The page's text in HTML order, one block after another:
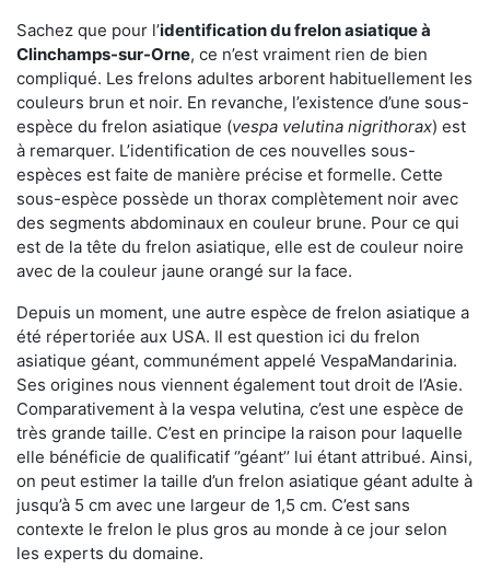
Sachez que pour l’identification du frelon asiatiqueà
Clinchamps-sur-Orne, ce n’est vraiment rien de bien
compliqué. Les frelons adultes arborent habituellement les
couleurs brun et noir. En revanche, l’existence d’une sous-
espèce du frelon asiatique (vespa velutina nigrithorax) est
à remarquer. L’identification de ces nouvelles sous-
espèces est faite de manière précise et formelle. Cette
sous-espèce possède un thorax complètement noir avec
des segments abdominaux en couleur brune. Pour ce qui
est de la tête du frelon asiatique, elle est de couleur noire
avec de la couleur jaune orangé sur la face.
Depuis un moment, une autre espèce de frelon asiatique a
été répertoriée aux USA. Il est question ici du frelon
asiatique géant, communément appelé VespaMandarinia.
Ses origines nous viennent également tout droit de l’Asie.
Comparativement à la vespa velutina, c’est une espèce de
très grande taille. C’est en principe la raison pour laquelle
elle bénéficie de qualificatif ‘’géant’’ lui étant attribué. Ainsi,
on peut estimer la taille d’un frelon asiatique géant adulte à
jusqu’à 5 cm avec une largeur de 1,5 cm. C’est sans
contexte le frelon le plus gros au monde à ce jour selon
les experts du domaine.